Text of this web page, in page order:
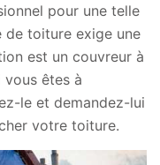
pour une telle
de toiture exige une
est un couvreur à
êtes à
le et demandez-lui
votre toiture.